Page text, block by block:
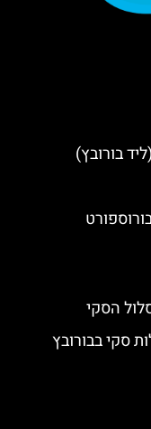
הסקי
סקי בבורובץ